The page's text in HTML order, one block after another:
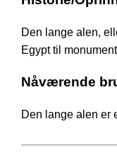
Den lange alen,
Egypt til
Nåværende
Den lange alen er